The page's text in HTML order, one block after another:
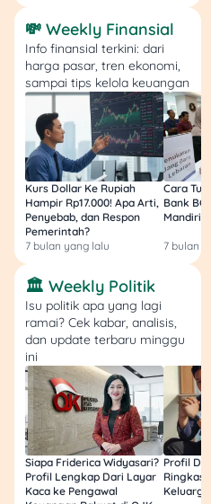
💸 Weekly Finansial
Info finansial terkini: dari
harga pasar, tren ekonomi,
sampai tips kelola keuangan
Kurs Dollar Ke Rupiah
Hampir Rp17.000! Apa Arti,
Penyebab, dan Respon
Pemerintah?
7 bulan yang lalu
Cara
Bank
Mandiri,
7 bulan
🏛️ Weekly Politik
Isu politik apa yang lagi
ramai? Cek kabar, analisis,
dan update terbaru minggu
ini
Siapa Friderica Widyasari?
Profil Lengkap Dari Layar
Kaca ke Pengawal
Profil
Ringkas
Keluarga